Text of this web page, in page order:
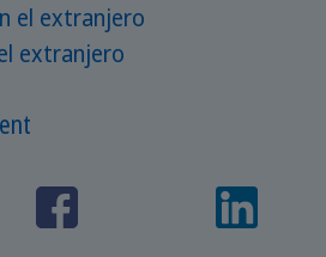
el extranjero
extranjero